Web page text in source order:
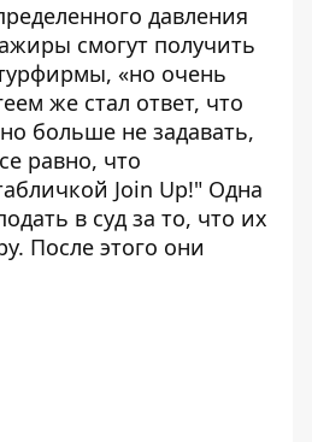
давления
смогут получить
«но очень
же стал ответ, что
больше не задавать,
равно, что
Join Up!" Одна
в суд за то, что их
После этого они